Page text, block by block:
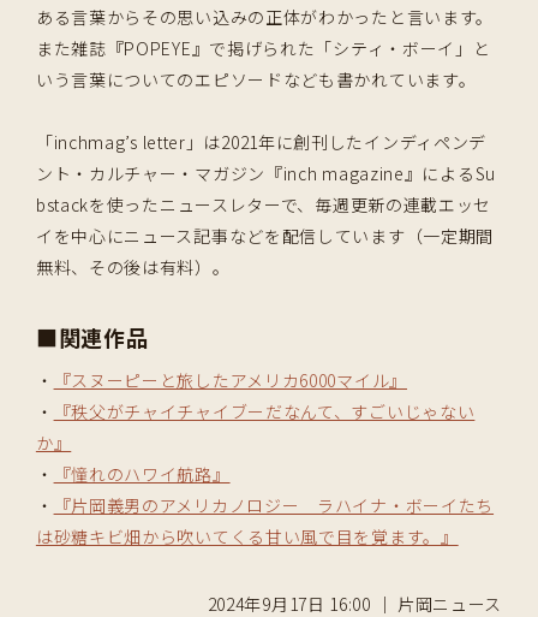
ある言葉からその思い込みの正体がわかったと言います。
また雑誌『POPEYE』で掲げられた「シティ・ボーイ」と
いう言葉についてのエピソードなども書かれています。
「inchmag’s letter」は2021年に創刊したインディペンデ
ント・カルチャー・マガジン『inch magazine』によるSu
bstackを使ったニュースレターで、毎週更新の連載エッセ
イを中心にニュース記事などを配信しています（一定期間
無料、その後は有料）。
■関連作品
・
『スヌーピーと旅したアメリカ6000マイル』
・
『秩父がチャイチャイブーだなんて、すごいじゃない
か』
・
『憧れのハワイ航路』
・
『片岡義男のアメリカノロジー ラハイナ・ボーイたち
は砂糖キビ畑から吹いてくる甘い風で目を覚ます。』
2024年9月17日 16:00 ｜ 片岡ニュース